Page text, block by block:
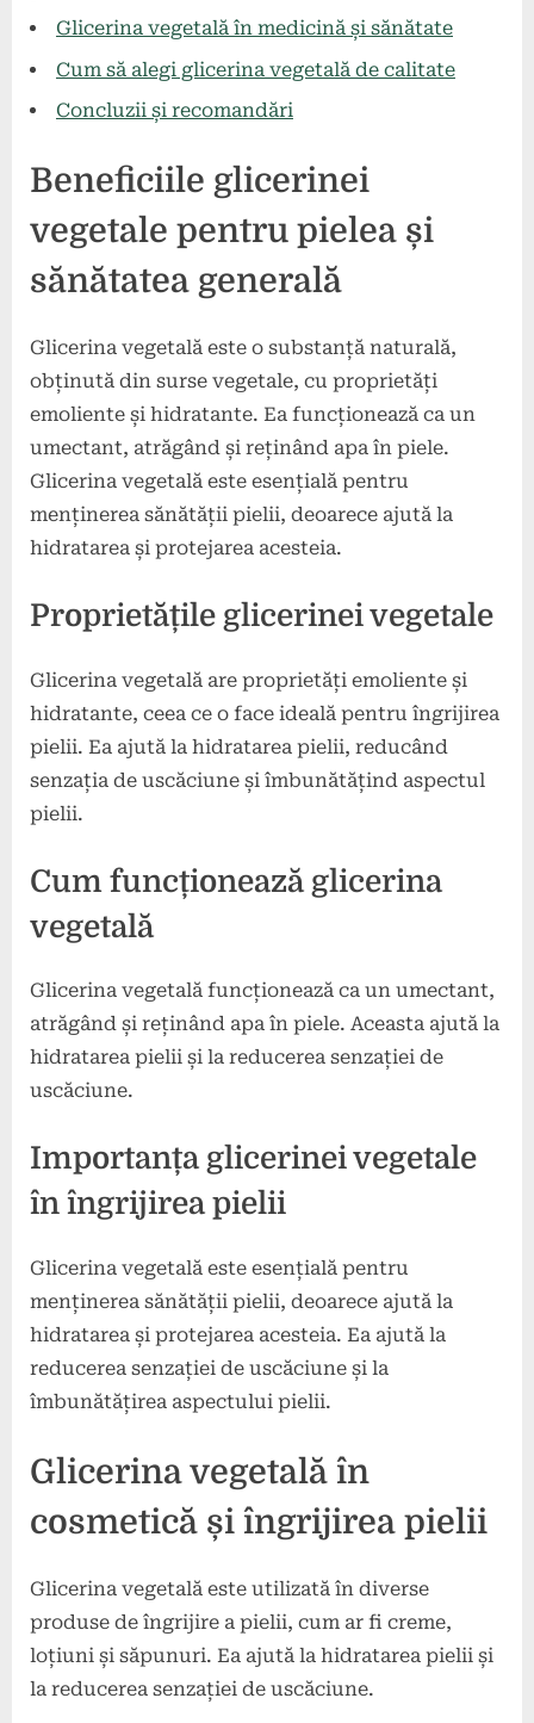
Glicerina vegetală în medicină și sănătate
Cum să alegi glicerina vegetală de calitate
Concluzii și recomandări
Beneficiile glicerinei
vegetale pentru pielea și
sănătatea generală
Glicerina vegetală este o substanță naturală,
obținută din surse vegetale, cu proprietăți
emoliente și hidratante. Ea funcționează ca un
umectant, atrăgând și reținând apa în piele.
Glicerina vegetală este esențială pentru
menținerea sănătății pielii, deoarece ajută la
hidratarea și protejarea acesteia.
Proprietățile glicerinei vegetale
Glicerina vegetală are proprietăți emoliente și
hidratante, ceea ce o face ideală pentru îngrijirea
pielii. Ea ajută la hidratarea pielii, reducând
senzația de uscăciune și îmbunătățind aspectul
pielii.
Cum funcționează glicerina
vegetală
Glicerina vegetală funcționează ca un umectant,
atrăgând și reținând apa în piele. Aceasta ajută la
hidratarea pielii și la reducerea senzației de
uscăciune.
Importanța glicerinei vegetale
în îngrijirea pielii
Glicerina vegetală este esențială pentru
menținerea sănătății pielii, deoarece ajută la
hidratarea și protejarea acesteia. Ea ajută la
reducerea senzației de uscăciune și la
îmbunătățirea aspectului pielii.
Glicerina vegetală în
cosmetică și îngrijirea pielii
Glicerina vegetală este utilizată în diverse
produse de îngrijire a pielii, cum ar fi creme,
loțiuni și săpunuri. Ea ajută la hidratarea pielii și
la reducerea senzației de uscăciune.